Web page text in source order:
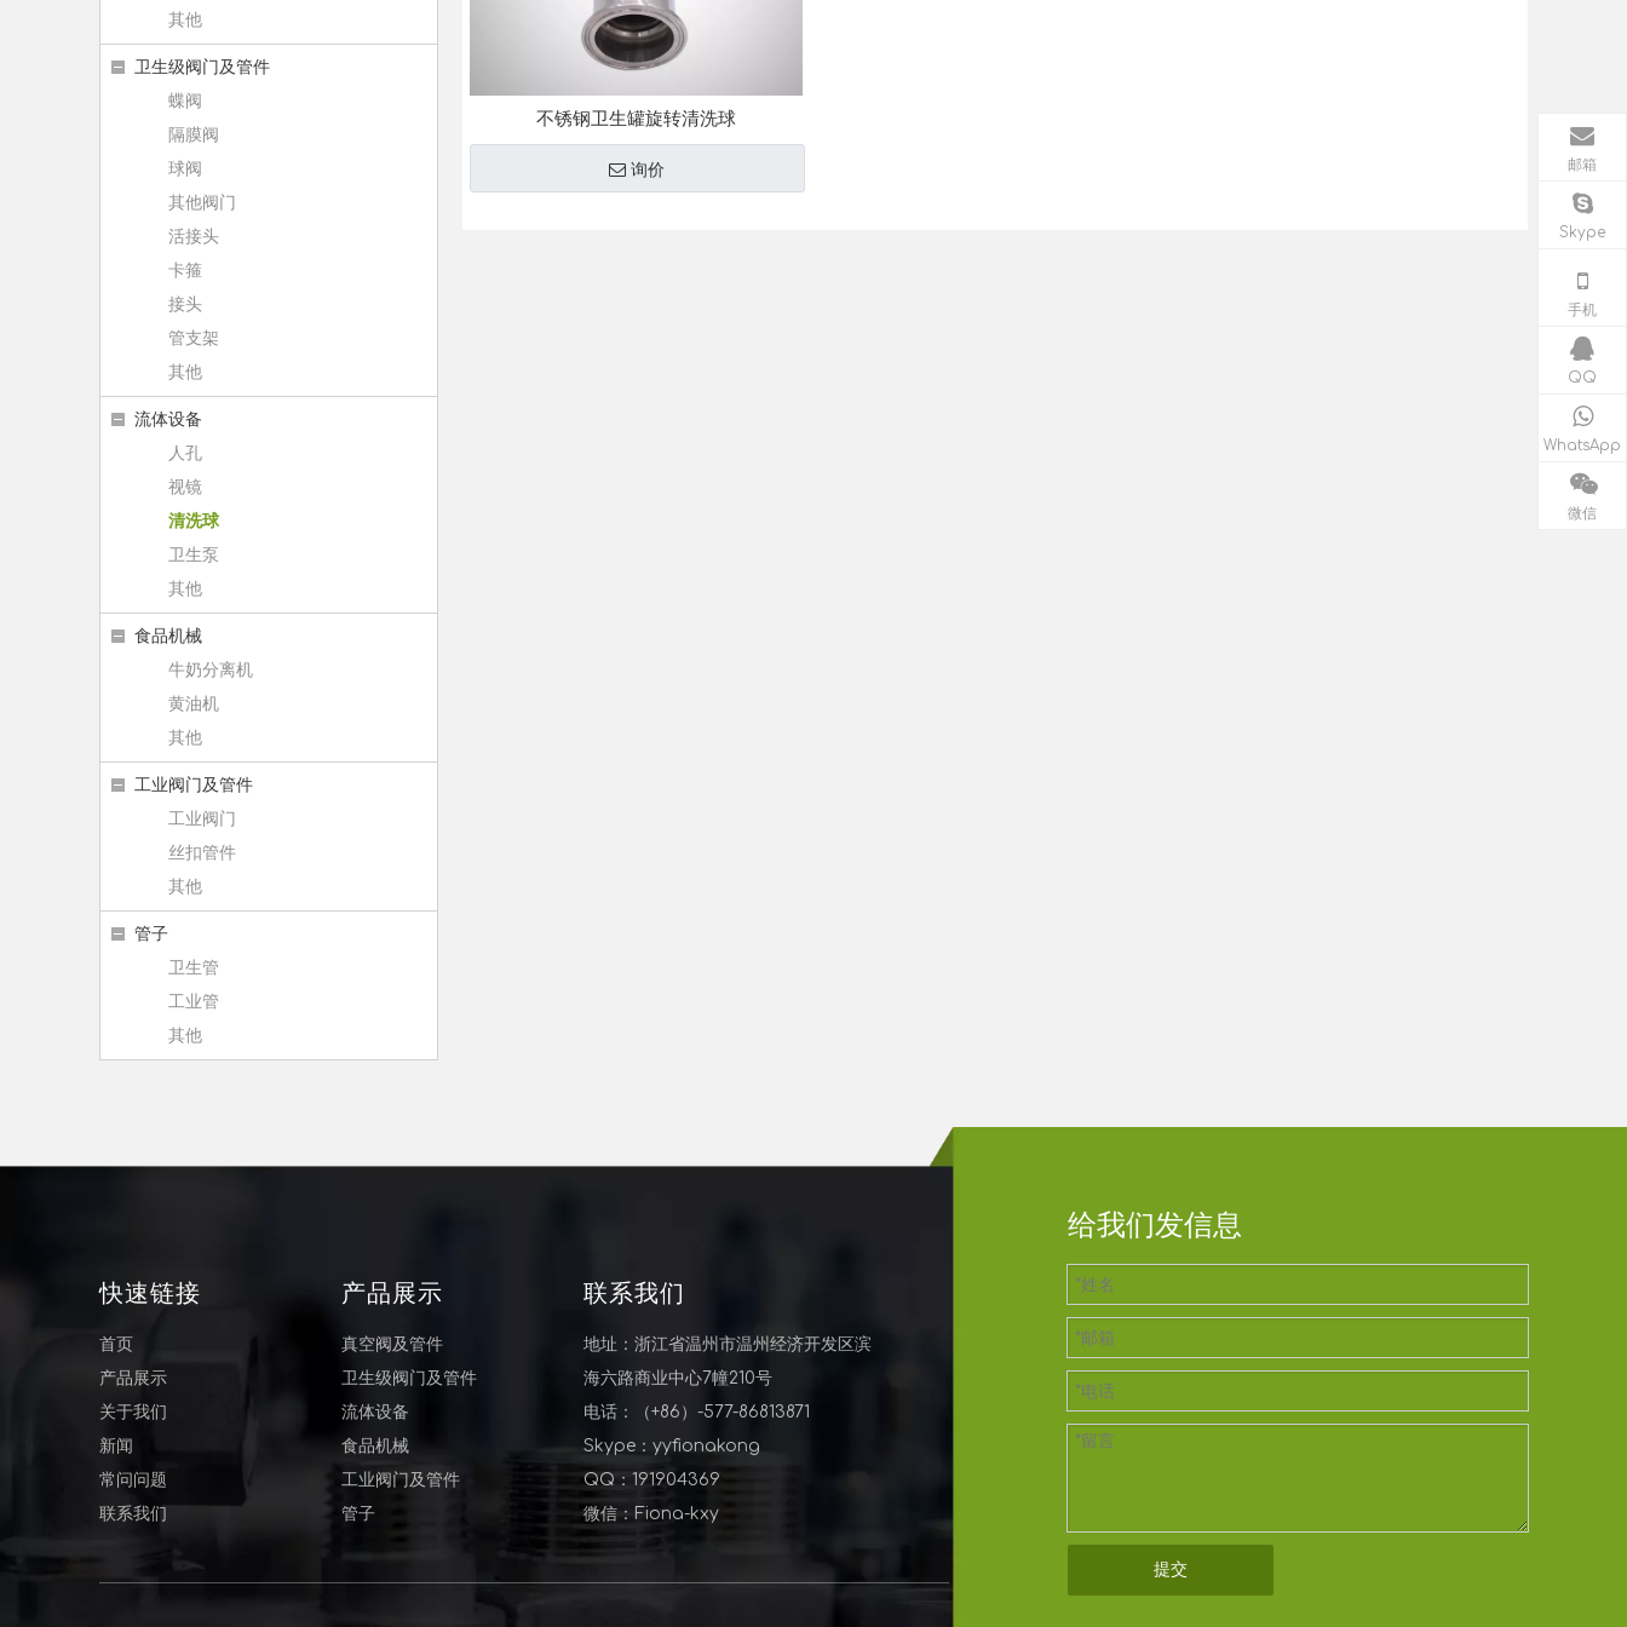
其他
卫生级阀门及管件
蝶阀
隔膜阀
球阀
其他阀门
活接头
卡箍
接头
管支架
其他
流体设备
人孔
视镜
清洗球
卫生泵
其他
食品机械
牛奶分离机
黄油机
其他
工业阀门及管件
工业阀门
丝扣管件
其他
管子
卫生管
工业管
其他
不锈钢卫生罐旋转清洗球
询价
快速链接
首页
产品展示
关于我们
新闻
常问问题
联系我们
产品展示
真空阀及管件
卫生级阀门及管件
流体设备
食品机械
工业阀门及管件
管子
联系我们
地址：浙江省温州市温州经济开发区滨
海六路商业中心7幢210号
电话：（+86）-577-86813871
Skype：yyfionakong
QQ：191904369
微信：Fiona-kxy
邮箱
Skype
手机
QQ
WhatsApp
微信
给我们发信息
提交